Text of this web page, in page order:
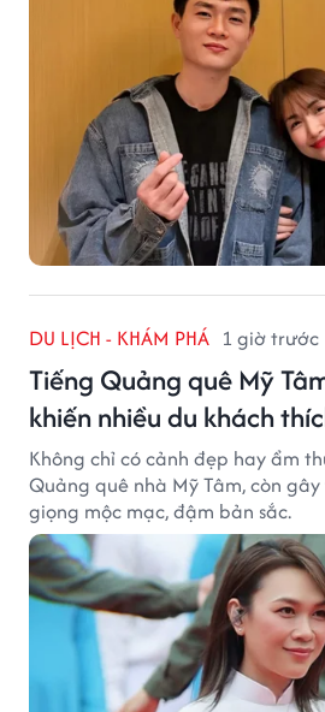
DU LỊCH - KHÁM PHÁ 1 giờ trước
Tiếng Quảng quê Mỹ
khiến nhiều du khách
Không chỉ có cảnh đẹp hay ẩm
Quảng quê nhà Mỹ Tâm, còn
giọng mộc mạc, đậm bản sắc.